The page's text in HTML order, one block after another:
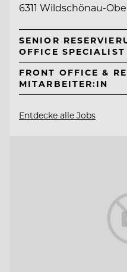
6311 Wildschönau-
SENIOR
OFFICE
FRONT OFFICE &
MITARBEITER:IN
Entdecke alle Jobs